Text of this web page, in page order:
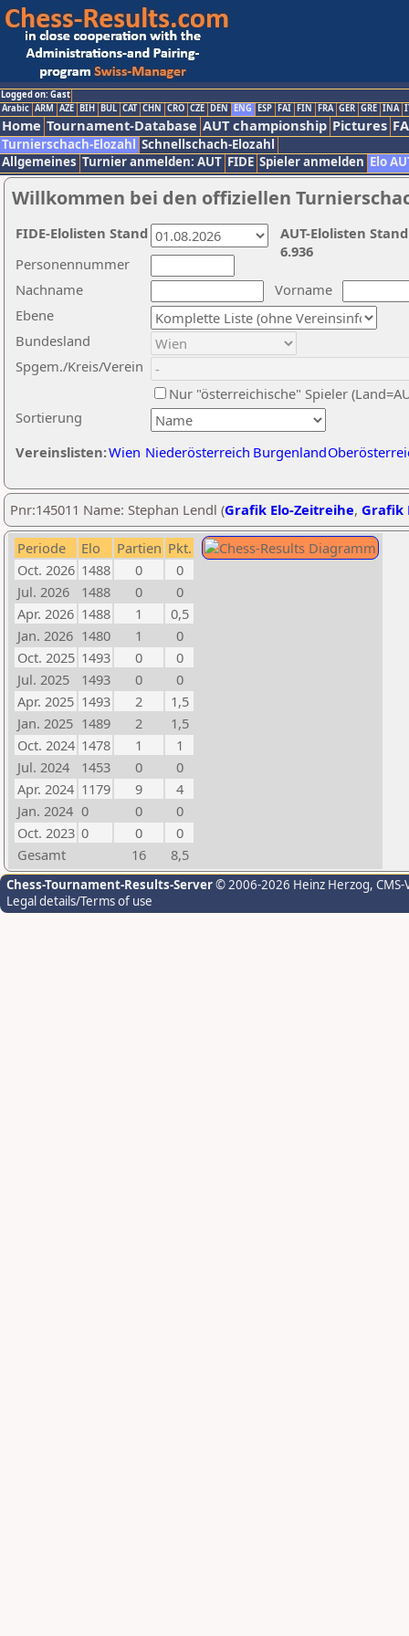
Logged on: Gast
Arabic ARM AZE BIH BUL CAT CHN CRO CZE DEN ENG ESP FAI FIN FRA GER GRE INA
Home Tournament-Database AUT championship Pictures
Turnierschach-Elozahl Schnellschach-Elozahl
Allgemeines Turnier anmelden: AUT FIDE Spieler anmelden Elo
Willkommen bei den offiziellen
Nachname
Vorname
Ebene
Sortierung
Personennummer
Bundesland
Spgem./Kreis/Verein
Nur "österreichische" Spieler
Vereinslisten:Wien Niederösterreich Burgenland
AUT-Elolisten
6.936
FIDE-Elolisten Stand
Pnr:145011 Name: Stephan Lendl (Grafik Elo-Zeitreihe, Grafik
Periode Elo Partien Pkt.
Oct. 2026 1488 0
0
Jul. 2026
1488 0
0
Apr. 2026 1488 1
0,5
Jan. 2026 1480 1
0
Oct. 2025 1493 0
0
Jul. 2025
1493 0
0
Apr. 2025 1493 2
1,5
Jan. 2025 1489 2
1,5
Oct. 2024 1478 1
1
Jul. 2024
1453 0
0
Apr. 2024 1179 9
4
Jan. 2024 0 0
0
Oct. 2023 0 0
0
Gesamt
16 8,5
Chess-Tournament-Results-Server© 2006-2026 Heinz Herzog,
Legal details/Terms of use